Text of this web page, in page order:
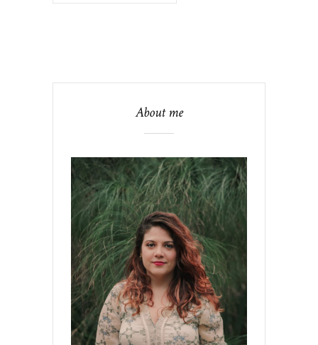
About me